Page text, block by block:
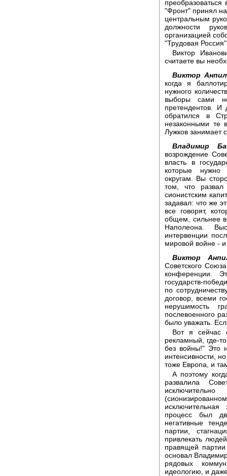
"Фронт" принял
центральным
должности
организацией
"Трудовая
Виктор
считаете вы
Виктор
когда я
нужного
выборы сами
претендентов.
обратился в
незаконными те
Лужков занимает
Владимир
возрождение
власть в
которые нужно
округам. Вы
том, что
сионистским
задавал: что же
все говорят,
общем, сильнее
Наполеона.
интервенции
мировой войне - и
Виктор
Советского
конференции.
государств-
по
договор, всеми
нерушимость
послевоенного
было уважать.
Вот я сейчас
рекламный, где-
без войны!" Это
интенсивности,
тоже Европа, и
А поэтому
развалила
процесс был
негативные
партии,
привлекать
правящей
основал
рядовых
идеологию, и